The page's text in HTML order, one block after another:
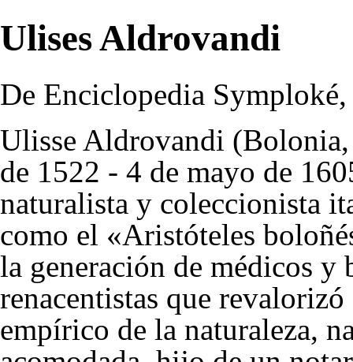
Ulises Aldrovandi
De Enciclopedia
Ulisse Aldrovandi (Bolonia,
de 1522 - 4 de mayo de
naturalista y coleccionista
como el «Aristóteles
la generación de médicos y
renacentistas que
empírico de la naturaleza,